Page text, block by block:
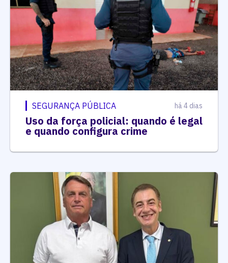
SEGURANÇA PÚBLICA há 4 dias
Uso da força policial: quando é legal
e quando configura crime